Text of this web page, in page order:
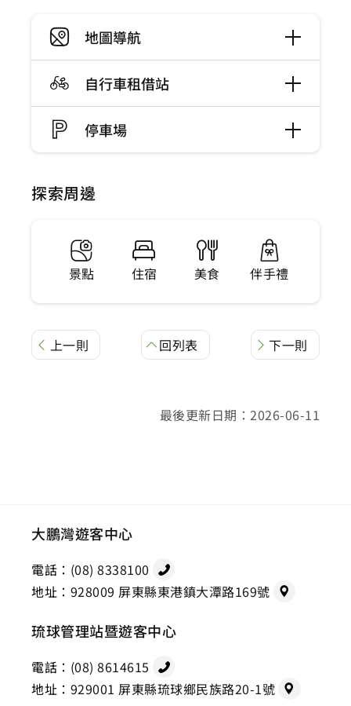
地圖導航
自行車租借站
停車場
探索周邊
景點 住宿 美食 伴手禮
上一則 回列表 下一則
最後更新日期：2026-06-11
大鵬灣遊客中心
電話： (08) 8338100
地址： 928009 屏東縣東港鎮大潭路169號
琉球管理站暨遊客中心
電話： (08) 8614615
地址： 929001 屏東縣琉球鄉民族路20-1號